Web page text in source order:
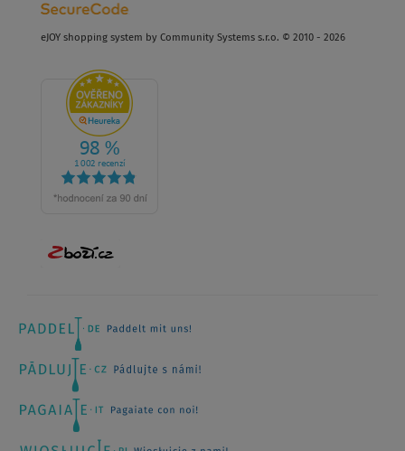
eJOY shopping system by Community Systems s.r.o. © 2010 - 2026